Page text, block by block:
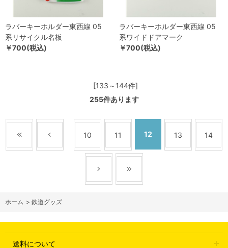
ラバーキーホルダー東西線 05
系リサイクル名板
￥700(税込)
ラバーキーホルダー東西線 05
系ワイドドアマーク
￥700(税込)
[133～144件]
255件あります
10 11 12 13 14
ホーム > 鉄道グッズ
送料について